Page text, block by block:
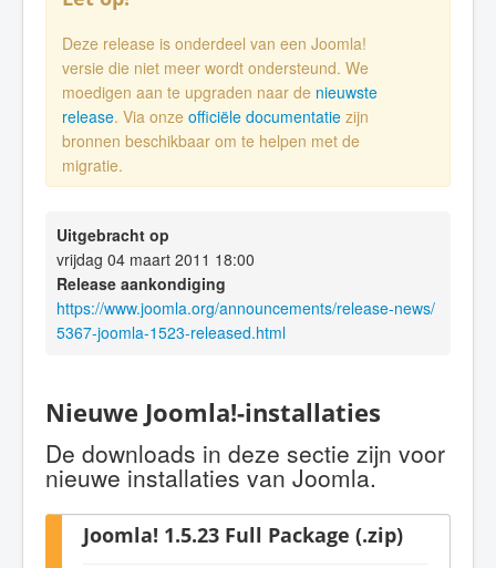
Deze release is onderdeel van een Joomla!
versie die niet meer wordt ondersteund. We
moedigen aan te upgraden naar de nieuwste
release. Via onze officiële documentatie zijn
bronnen beschikbaar om te helpen met de
migratie.
Uitgebracht op
vrijdag 04 maart 2011 18:00
Release aankondiging
https://www.joomla.org/announcements/release-news/
5367-joomla-1523-released.html
Nieuwe Joomla!-installaties
De downloads in deze sectie zijn voor
nieuwe installaties van Joomla.
Joomla! 1.5.23 Full Package (.zip)